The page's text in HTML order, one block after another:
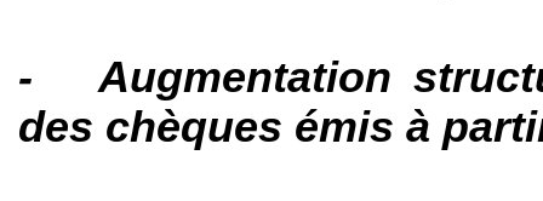
- Augmentation
des chèques émis à